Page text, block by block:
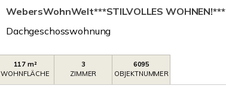
WebersWohnWelt***STILVOLLES WOHNEN!***
Dachgeschosswohnung
117 m²
WOHNFLÄCHE
3
ZIMMER
6095
OBJEKTNUMMER